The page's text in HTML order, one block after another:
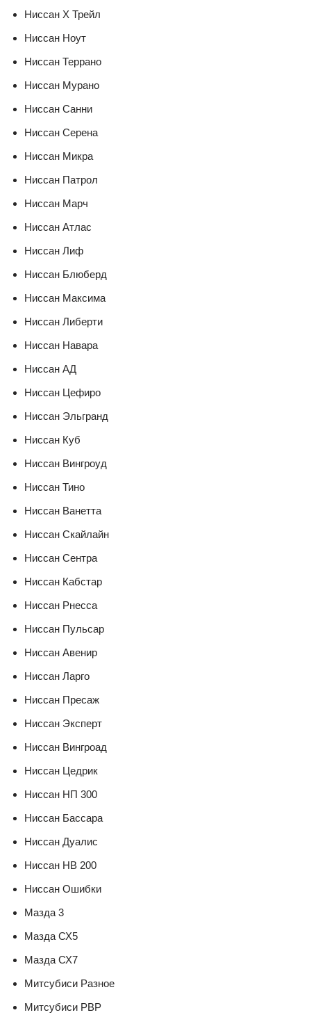
Ниссан Х Трейл
Ниссан Ноут
Ниссан Террано
Ниссан Мурано
Ниссан Санни
Ниссан Серена
Ниссан Микра
Ниссан Патрол
Ниссан Марч
Ниссан Атлас
Ниссан Лиф
Ниссан Блюберд
Ниссан Максима
Ниссан Либерти
Ниссан Навара
Ниссан АД
Ниссан Цефиро
Ниссан Эльгранд
Ниссан Куб
Ниссан Вингроуд
Ниссан Тино
Ниссан Ванетта
Ниссан Скайлайн
Ниссан Сентра
Ниссан Кабстар
Ниссан Рнесса
Ниссан Пульсар
Ниссан Авенир
Ниссан Ларго
Ниссан Пресаж
Ниссан Эксперт
Ниссан Вингроад
Ниссан Цедрик
Ниссан НП 300
Ниссан Бассара
Ниссан Дуалис
Ниссан НВ 200
Ниссан Ошибки
Мазда 3
Мазда СХ5
Мазда СХ7
Митсубиси Разное
Митсубиси РВР